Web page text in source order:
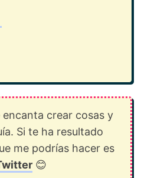
encanta crear cosas y
Si te ha resultado
me podrías hacer es
😊